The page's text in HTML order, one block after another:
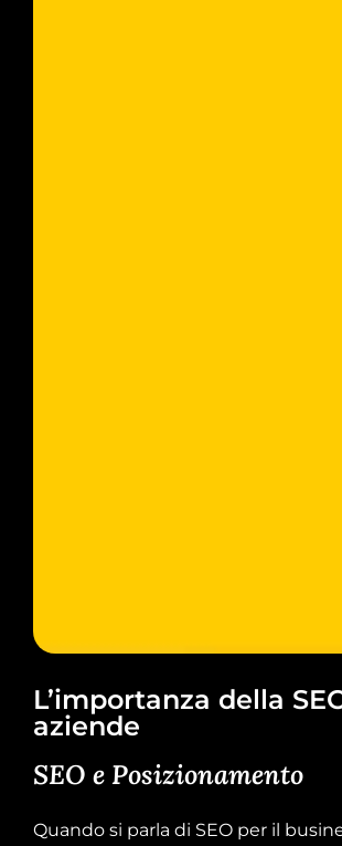
L’importanza della
aziende
SEO e Posizionamento
Quando si parla di SEO per il